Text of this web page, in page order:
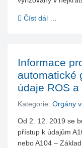
Číst dál …
Informace
automatické
údaje ROS a
Kategorie: Orgány
Od 2. 12. 2019 se
přístup k údajům
nebo A104 –